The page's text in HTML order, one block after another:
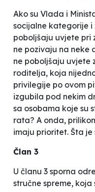
Ako su Vlada i
socijalne kategorije i
poboljšaju uvjete pri
ne pozivaju na neke
ne poboljšaju uvjete
roditelja, koja
privilegije po ovom
izgubila pod nekim
sa osobama koje su
rata? A onda,
imaju prioritet. Šta
Član 3
U članu 3 sporna
stručne spreme,